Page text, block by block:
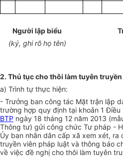
Người lập biểu
(ký, ghi rõ họ tên)
2. Thủ tục cho thôi làm tuyên
a) Trình tự thực hiện:
- Trưởng ban công tác Mặt trận lập
trường hợp quy định tại khoản 1
BTP ngày 18 tháng 12 năm 2013
Thông tư) gửi công chức Tư pháp -
Ủy ban nhân dân cấp xã xem xét, ra
truyền viên pháp luật và thông báo
về việc đề nghị cho thôi làm tuyên